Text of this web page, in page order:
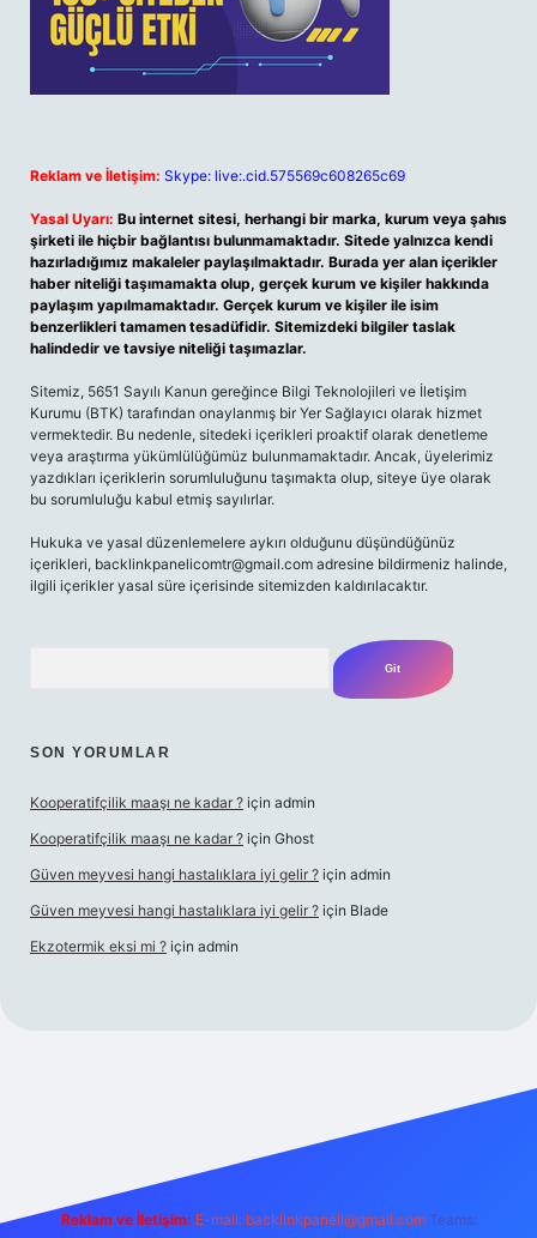
Reklam ve İletişim: Skype: live:.cid.575569c608265c69
Yasal Uyarı: Bu internet sitesi, herhangi bir marka, kurum veya şahıs
şirketi ile hiçbir bağlantısı bulunmamaktadır. Sitede yalnızca kendi
hazırladığımız makaleler paylaşılmaktadır. Burada yer alan içerikler
haber niteliği taşımamakta olup, gerçek kurum ve kişiler hakkında
paylaşım yapılmamaktadır. Gerçek kurum ve kişiler ile isim
benzerlikleri tamamen tesadüfidir. Sitemizdeki bilgiler taslak
halindedir ve tavsiye niteliği taşımazlar.
Sitemiz, 5651 Sayılı Kanun gereğince Bilgi Teknolojileri ve İletişim
Kurumu (BTK) tarafından onaylanmış bir Yer Sağlayıcı olarak hizmet
vermektedir. Bu nedenle, sitedeki içerikleri proaktif olarak denetleme
veya araştırma yükümlülüğümüz bulunmamaktadır. Ancak, üyelerimiz
yazdıkları içeriklerin sorumluluğunu taşımakta olup, siteye üye olarak
bu sorumluluğu kabul etmiş sayılırlar.
Hukuka ve yasal düzenlemelere aykırı olduğunu düşündüğünüz
içerikleri, backlinkpanelicomtr@gmail.com adresine bildirmeniz halinde,
ilgili içerikler yasal süre içerisinde sitemizden kaldırılacaktır.
SON YORUMLAR
Kooperatifçilik maaşı ne kadar ? için admin
Kooperatifçilik maaşı ne kadar ? için Ghost
Güven meyvesi hangi hastalıklara iyi gelir ? için admin
Güven meyvesi hangi hastalıklara iyi gelir ? için Blade
Ekzotermik eksi mi ? için admin
Reklam ve İletişim: E-mail: backlinkpaneli@gmail.com Teams: